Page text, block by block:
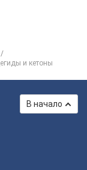
и кетоны
В начало